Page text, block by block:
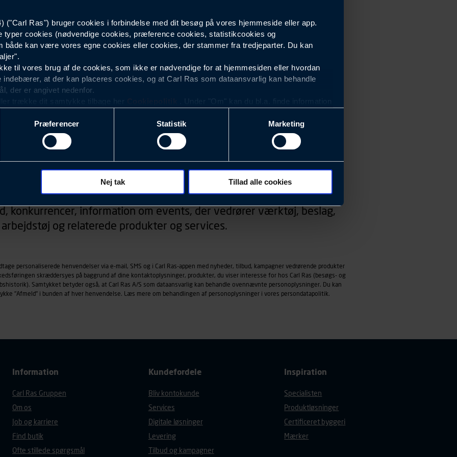
("Carl Ras") bruger cookies i forbindelse med dit besøg på vores hjemmeside eller app.
typer cookies (nødvendige cookies, præference cookies, statistikcookies og
både kan være vores egne cookies eller cookies, der stammer fra tredjeparter. Du kan
til vores brug af de cookies, som ikke er nødvendige for at hjemmesiden eller hvordan
indebærer, at der kan placeres cookies, og at Carl Ras som dataansvarlig kan behandle
der er angivet nedenfor.
trække dit samtykke tilbage her
. Under "Om" kan du bl.a. finde information
med det formål at optimere design, brugervenlighed og effektiviteten af vores
analyser af, hvilke oplysninger der er mest populære, og som derfor skal være nemme at
hvad der klikkes på, sider/indhold der besøges, browsertype, søgeord, IP-adresse,
(computer, smartphone mv.) samt de features, der anvendes.
sig på. Til dette formål behandles der personoplysninger om dit foretrukne sprog, og den
af vores platforme (hjemmeside og app), herunder færden på siderne, tidspunkt, hvad der
browsertype, søgeord, IP-adresse, informationer om enhedstype (computer,
der anvendes.
Præferencer Statistik Marketing
Nej tak Tillad alle cookies
Sort
Nyhedsbrev
konkurrencer, information om events, der vedrører værktøj, beslag,
arbejdstøj og relaterede produkter og services.
personaliserede henvendelser via e-mail, SMS og i Carl Ras-appen med nyheder, tilbud, kampagner vedrørende produkter
skræddersyes på baggrund af dine kontaktoplysninger, produkter, du viser interesse for hos Carl Ras (besøgs- og
Samtykket betyder også, at Carl Ras A/S som dataansvarlig kan behandle ovennævnte personoplysninger. Du kan
"Afmeld" i bunden af hver henvendelse. Læs mere om behandlingen af personoplysninger i vores persondatapolitik.
Information
Carl Ras Gruppen
Om os
Job og karriere
Find butik
Ofte stillede spørgsmål
Kundefordele
Bliv kontokunde
Services
Digitale løsninger
Levering
Tilbud og kampagner
Inspiration
Specialisten
Produktløsninger
Certificeret byggeri
Mærker